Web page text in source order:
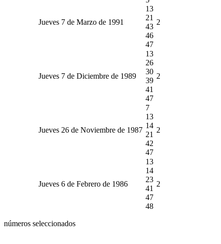
Jueves 7 de Marzo de 1991
13
21
43
46
47
2
Jueves 7 de Diciembre de 1989
13
26
30
39
41
47
2
Jueves 26 de Noviembre de 1987
7
13
14
21
42
47
2
Jueves 6 de Febrero de 1986
13
14
23
41
47
48
2
números seleccionados